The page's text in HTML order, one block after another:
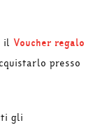
il Voucher regalo
presso
gli